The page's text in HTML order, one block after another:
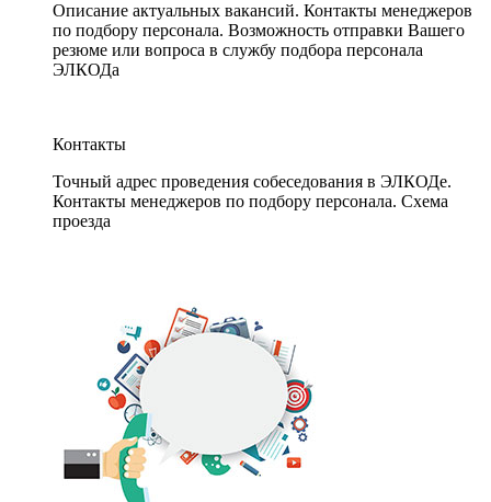
Описание актуальных вакансий. Контакты менеджеров
по подбору персонала. Возможность отправки Вашего
резюме или вопроса в службу подбора персонала
ЭЛКОДа
Контакты
Точный адрес проведения собеседования в ЭЛКОДе.
Контакты менеджеров по подбору персонала. Схема
проезда